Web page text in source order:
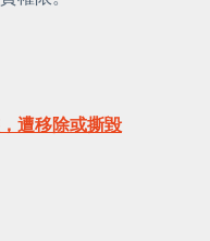
遭移除或撕毀